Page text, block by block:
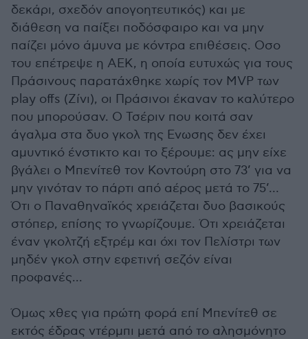
δεκάρι, σχεδόν απογοητευτικός) και με
διάθεση να παίξει ποδόσφαιρο και να μην
παίζει μόνο άμυνα με κόντρα επιθέσεις. Οσο
του επέτρεψε η ΑΕΚ, η οποία ευτυχώς για τους
Πράσινους παρατάχθηκε χωρίς τον MVP των
play offs (Ζίνι), οι Πράσινοι έκαναν το καλύτερο
που μπορούσαν. Ο Τσέριν που κοιτά σαν
άγαλμα στα δυο γκολ της Ενωσης δεν έχει
αμυντικό ένστικτο και το ξέρουμε: ας μην είχε
βγάλει ο Μπενίτεθ τον Κοντούρη στο 73’ για να
μην γινόταν το πάρτι από αέρος μετά το 75’…
Ότι ο Παναθηναϊκός χρειάζεται δυο βασικούς
στόπερ, επίσης το γνωρίζουμε. Ότι χρειάζεται
έναν γκολτζή εξτρέμ και όχι τον Πελίστρι των
μηδέν γκολ στην εφετινή σεζόν είναι
προφανές...
Όμως χθες για πρώτη φορά επί Μπενίτεθ σε
εκτός έδρας ντέρμπι μετά από το αλησμόνητο